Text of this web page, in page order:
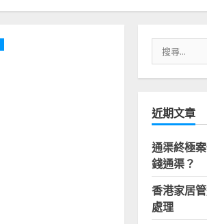
尋
關
字:
近期文章
通渠終極
錢通渠？
香港家居
處理